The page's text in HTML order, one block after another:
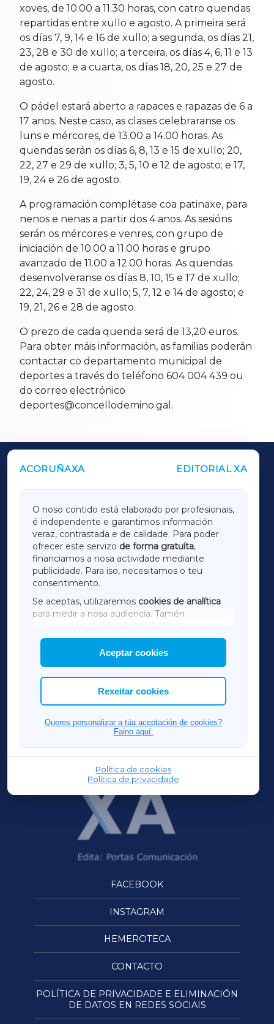
xoves, de 10.00 a 11.30 horas, con catro quendas
repartidas entre xullo e agosto. A primeira será
os días 7, 9, 14 e 16 de xullo; a segunda, os días 21,
23, 28 e 30 de xullo; a terceira, os días 4, 6, 11 e 13
de agosto; e a cuarta, os días 18, 20, 25 e 27 de
agosto.
O pádel estará aberto a rapaces e rapazas de 6 a
17 anos. Neste caso, as clases celebraranse os
luns e mércores, de 13.00 a 14.00 horas. As
quendas serán os días 6, 8, 13 e 15 de xullo; 20,
22, 27 e 29 de xullo; 3, 5, 10 e 12 de agosto; e 17,
19, 24 e 26 de agosto.
A programación complétase coa patinaxe, para
nenos e nenas a partir dos 4 anos. As sesións
serán os mércores e venres, con grupo de
iniciación de 10.00 a 11.00 horas e grupo
avanzado de 11.00 a 12.00 horas. As quendas
desenvolveranse os días 8, 10, 15 e 17 de xullo;
22, 24, 29 e 31 de xullo; 5, 7, 12 e 14 de agosto; e
19, 21, 26 e 28 de agosto.
O prezo de cada quenda será de 13,20 euros.
Para obter máis información, as familias poderán
contactar co departamento municipal de
deportes a través do teléfono 604 004 439 ou
do correo electrónico
deportes@concellodemino.gal.
ACORUÑAXA EDITORIAL XA
O noso contido está elaborado por profesionais,
é independente e garantimos información
veraz, contrastada e de calidade. Para poder
ofrecer este servizo de forma gratuíta,
financiamos a nosa actividade mediante
publicidade. Para iso, necesitamos o teu
consentimento.
Se aceptas, utilizaremos cookies de analítica
para medir a nosa audiencia. Tamén
utilizaremos
cookies de marketing
mostrar publicidade de terceiros.
Así mesmo, podes personalizar a elección das
cookies que desexas permitir.
Aceptar cookies
Rexeitar cookies
Queres personalizar a túa aceptación de cookies?
Faino aquí.
Política de cookies
Política de privacidade
OUTROS PERIÓDICOS
LUGOXA
TERRACHAXA
AMARIÑAXA
RIBEIRASACRAXA
ACORUÑAXA
FERROLXA
OURENSEXA
FACEBOOK
INSTAGRAM
HEMEROTECA
CONTACTO
POLÍTICA DE PRIVACIDADE E ELIMINACIÓN
DE DATOS EN REDES SOCIAIS